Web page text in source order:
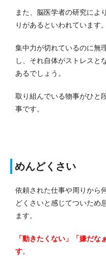
また、脳医学者の研究によ
りがあるといわれています。
集中力が切れているのに無
し、それ自体がストレスと
あるでしょう。
取り組んでいる物事がひと
事です。
めんどくさい
依頼された仕事や周りから
どくさいと感じてついため
ます。
「動きたくない」「嫌だ
す。